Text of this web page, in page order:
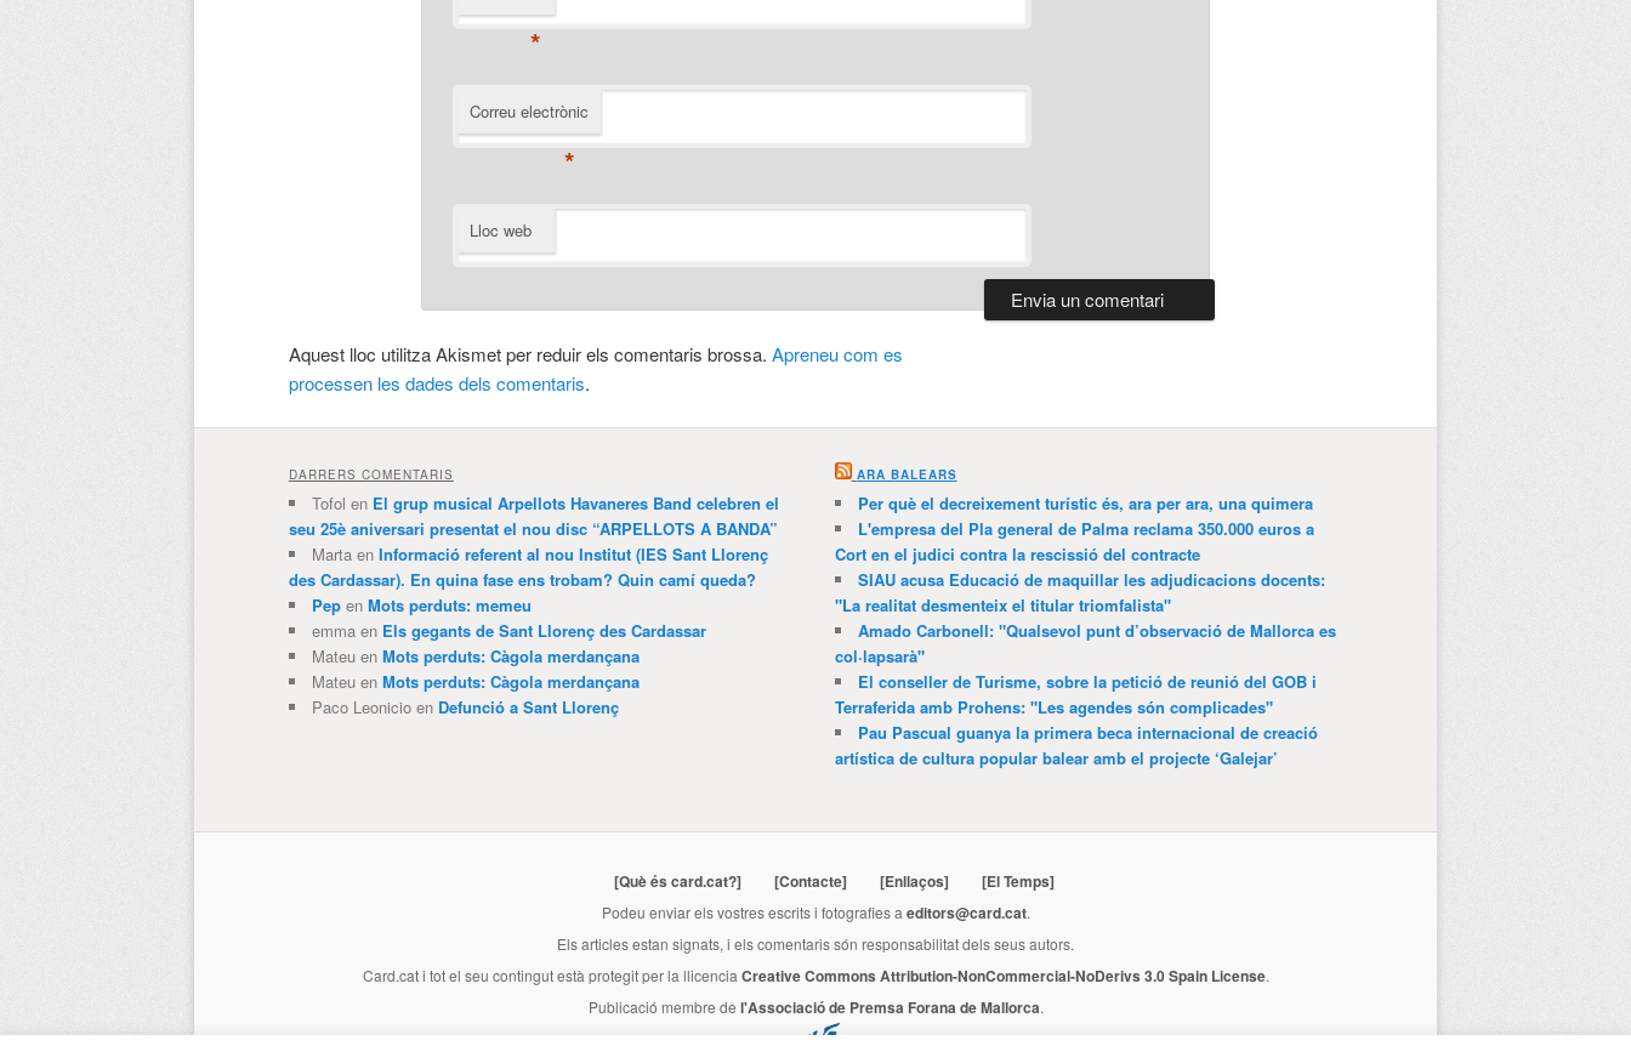
*
Correu electrònic
*
Lloc web
Aquest lloc utilitza Akismet per reduir els comentaris brossa. Apreneu com es
processen les dades dels comentaris.
DARRERS COMENTARIS
Tofol en El grup musical Arpellots Havaneres Band celebren el
seu 25è aniversari presentat el nou disc “ARPELLOTS A BANDA”
Martaen Informació referent al nou Institut (IES Sant Llorenç
des Cardassar). En quina fase ens trobam? Quin camí queda?
Pepen Mots perduts: memeu
emmaen Els gegants de Sant Llorenç des Cardassar
Mateuen Mots perduts: Càgola merdançana
Mateuen Mots perduts: Càgola merdançana
Paco Leonicioen Defunció a Sant Llorenç
ARA BALEARS
Per què el decreixement turístic és, ara per ara, una quimera
L'empresa del Pla general de Palma reclama 350.000 euros a
Cort en el judici contra la rescissió del contracte
SIAU acusa Educació de maquillar les adjudicacions docents:
"La realitat desmenteix el titular triomfalista"
Amado Carbonell: "Qualsevol punt d’observació de Mallorca es
col·lapsarà"
El conseller de Turisme, sobre la petició de reunió del GOB i
Terraferida amb Prohens: "Les agendes són complicades"
Pau Pascual guanya la primera beca internacional de creació
artística de cultura popular balear amb el projecte ‘Galejar’
[Què és card.cat?] [Contacte] [Enllaços] [El Temps]
Podeu enviar els vostres escrits i fotografies a editors@card.cat.
Els articles estan signats, i els comentaris són responsabilitat dels seus autors.
Card.cati tot el seu contingut està protegit per la llicencia Creative Commons Attribution-NonCommercial-NoDerivs 3.0 Spain License.
Publicació membre de l'Associació de Premsa Forana de Mallorca.